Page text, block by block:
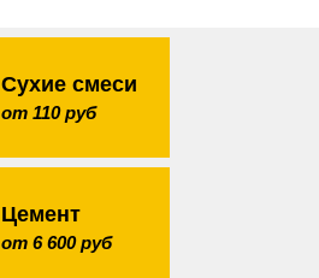
Сухие смеси
от 110 руб
Цемент
от 6 600 руб